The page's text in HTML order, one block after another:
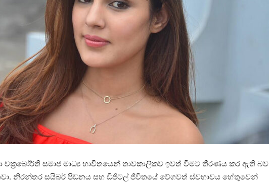
චක්‍රබෝර්ති සමාජ මාධ්‍ය භාවිතයෙන් තාවකාලිකව ඉවත් වීමට තීරණය කර ඇති බව
නිරන්තර සයිබර් පීඩනය සහ ඩිජිටල් ජීවිතයේ වේගවත් ස්වභාවය හේතුවෙන්